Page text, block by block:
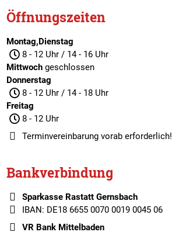
Öffnungszeiten
Montag,Dienstag
8 - 12 Uhr / 14 - 16 Uhr
Mittwochgeschlossen
Donnerstag
8 - 12 Uhr / 14 - 18 Uhr
Freitag
8 - 12 Uhr
Terminvereinbarungvorab erforderlich!
Bankverbindung
Sparkasse Rastatt Gernsbach
IBAN: DE18 6655 0070 0019 0045 06
VR Bank Mittelbaden